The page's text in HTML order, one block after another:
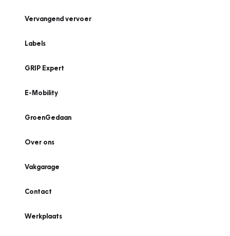
Vervangend vervoer
Labels
GRIP Expert
E-Mobility
GroenGedaan
Over ons
Vakgarage
Contact
Werkplaats